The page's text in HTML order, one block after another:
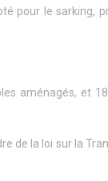
pour le sarking,
aménagés, et
de la loi sur la